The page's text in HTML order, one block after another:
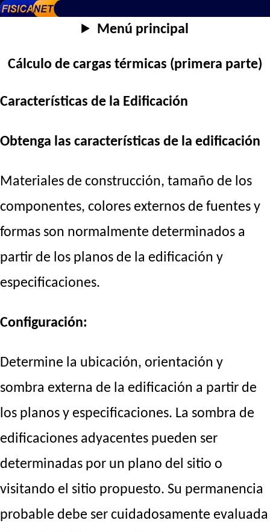
Menú principal
Cálculo de cargas térmicas (primera parte)
Características de la Edificación
Obtenga las características de la edificación
Materiales de construcción, tamaño de los
componentes, colores externos de fuentes y
formas son normalmente determinados a
partir de los planos de la edificación y
especificaciones.
Configuración:
Determine la ubicación, orientación y
sombra externa de la edificación a partir de
los planos y especificaciones. La sombra de
edificaciones adyacentes pueden ser
determinadas por un plano del sitio o
visitando el sitio propuesto. Su permanencia
probable debe ser cuidadosamente evaluada